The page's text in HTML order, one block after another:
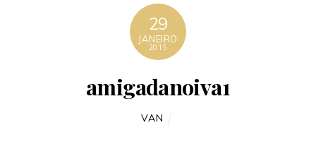
29
JANEIRO
2015
amigadanoiva1
VAN